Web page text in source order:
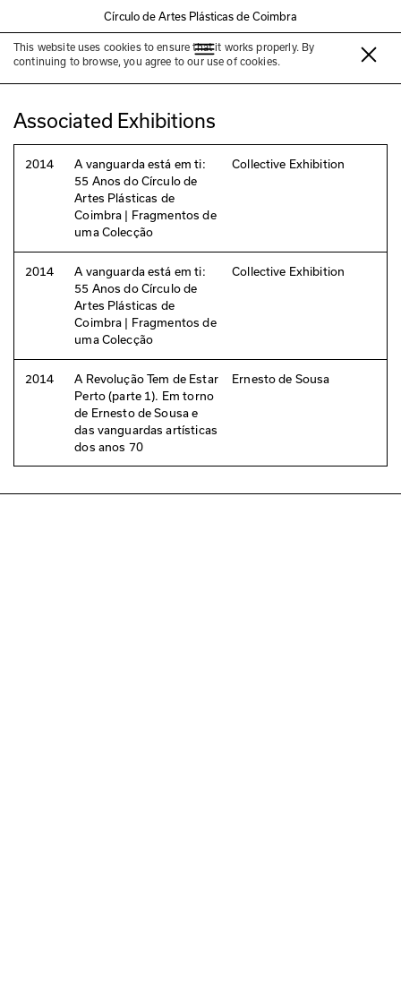
Círculo de Artes Plásticas de Coimbra
This website uses cookies to ensure that it works properly. By
continuing to browse, you agree to our use of cookies.
Ernesto de Sousa
Associated Exhibitions
2014
A vanguarda está em ti:
55 Anos do Círculo de
Artes Plásticas de
Coimbra | Fragmentos de
uma Colecção
Collective Exhibition
2014
A vanguarda está em ti:
55 Anos do Círculo de
Artes Plásticas de
Coimbra | Fragmentos de
uma Colecção
Collective Exhibition
2014
A Revolução Tem de Estar
Perto (parte 1). Em torno
de Ernesto de Sousa e
das vanguardas artísticas
dos anos 70
Ernesto de Sousa